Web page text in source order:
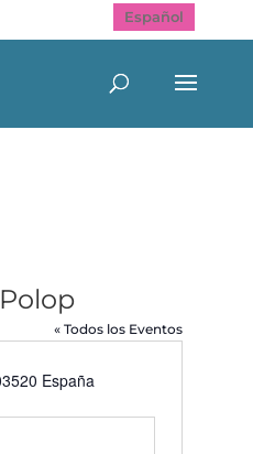
Español
« Todos los Eventos
España